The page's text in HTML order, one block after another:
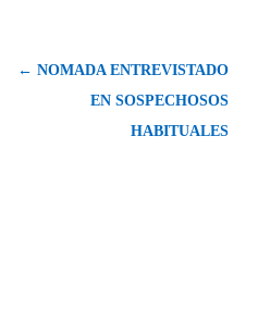
← NOMADA ENTREVISTADO
EN SOSPECHOSOS
HABITUALES